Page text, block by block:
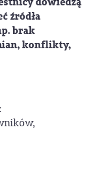
źródła
brak
konflikty,